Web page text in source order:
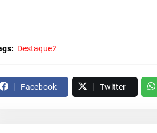
Destaque2
Facebook Twitter